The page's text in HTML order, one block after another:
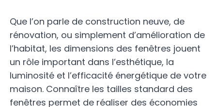
Que l’on parle de construction neuve, de
rénovation, ou simplement d’amélioration de
l’habitat, les dimensions des fenêtres jouent
un rôle important dans l’esthétique, la
luminosité et l’efficacité énergétique de votre
maison. Connaître les tailles standard des
fenêtres permet de réaliser des économies